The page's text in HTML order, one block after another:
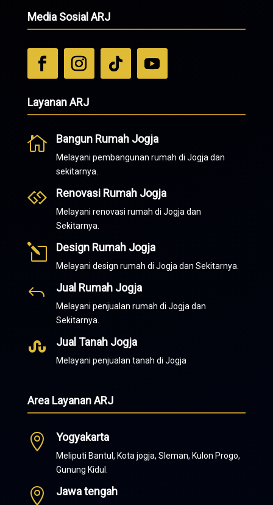
Media Sosial ARJ
Layanan ARJ
 Bangun Rumah Jogja
Melayani pembangunan rumah di Jogja dan
sekitarnya.
 Renovasi Rumah Jogja
Melayani renovasi rumah di Jogja dan
Sekitarnya.
l Design Rumah Jogja
Melayani design rumah di Jogja dan Sekitarnya.
J Jual Rumah Jogja
Melayani penjualan rumah di Jogja dan
Sekitarnya.
 Jual Tanah Jogja
Melayani penjualan tanah di Jogja
Area Layanan ARJ
 Yogyakarta
Meliputi Bantul, Kota jogja, Sleman, Kulon Progo,
Gunung Kidul.
 Jawa tengah